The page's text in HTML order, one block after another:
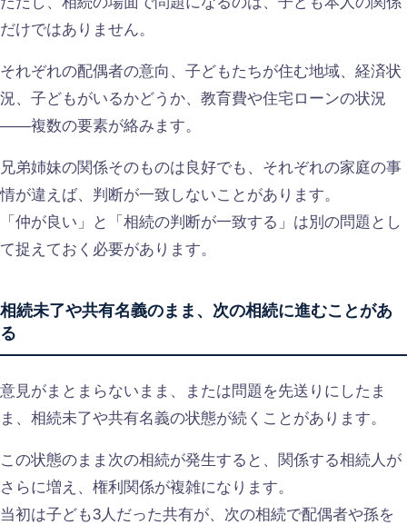
だけではありません。
それぞれの配偶者の意向、子どもたちが住む地域、経済状
況、子どもがいるかどうか、教育費や住宅ローンの状況
——複数の要素が絡みます。
兄弟姉妹の関係そのものは良好でも、それぞれの家庭の事
情が違えば、判断が一致しないことがあります。
「仲が良い」と「相続の判断が一致する」は別の問題とし
て捉えておく必要があります。
相続未了や共有名義のまま、次の相続に進むことがあ
る
意見がまとまらないまま、または問題を先送りにしたま
ま、相続未了や共有名義の状態が続くことがあります。
この状態のまま次の相続が発生すると、関係する相続人が
さらに増え、権利関係が複雑になります。
当初は子ども3人だった共有が、次の相続で配偶者や孫を